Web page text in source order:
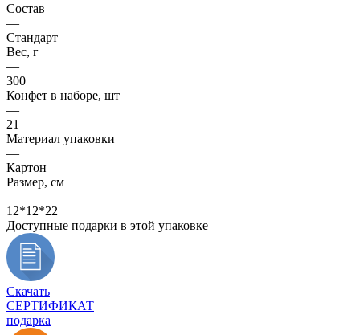
Состав
—
Стандарт
Вес, г
—
300
Конфет в наборе, шт
—
21
Материал упаковки
—
Картон
Размер, см
—
12*12*22
Доступные подарки в этой упаковке
Скачать
СЕРТИФИКАТ
подарка